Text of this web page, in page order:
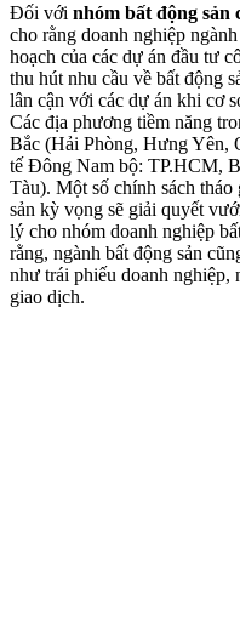
Đối với nhóm bất động sản
cho rằng doanh nghiệp
hoạch của các dự án đầu tư
thu hút nhu cầu về bất động
lân cận với các dự án khi cơ
Các địa phương tiềm năng
Bắc (Hải Phòng, Hưng Yên,
tế Đông Nam bộ: TP.HCM,
Tàu). Một số chính sách
sản kỳ vọng sẽ giải quyết
lý cho nhóm doanh nghiệp
rằng, ngành bất động sản
như trái phiếu doanh nghiệp,
giao dịch.